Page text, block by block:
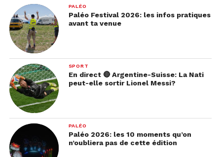
pourra observer cette grande conjonction. Pour
vous donner une idée, lors de ce phénomène, les
planètes se trouveront à0,06°
bonne nouvelle, c’est qu’on pourra voir ce
spectacle à l’oeil nu !
PALÉO
Paléo Festival 2026: les infos pratiques
avant ta venue
SPORT
En direct 🔴 Argentine-Suisse: La Nati
peut-elle sortir Lionel Messi?
PALÉO
Paléo 2026: les 10 moments qu’on
n’oubliera pas de cette édition